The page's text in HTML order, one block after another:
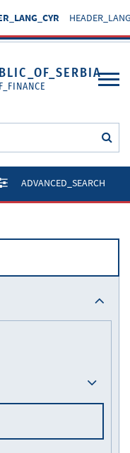
ADVANCED_SEARCH